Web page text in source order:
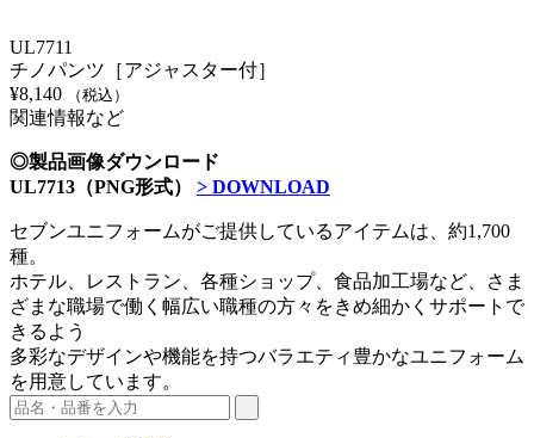
UL7711
チノパンツ［アジャスター付］
¥8,140 （税込）
関連情報など
◎製品画像ダウンロード
UL7713（PNG形式） > DOWNLOAD
セブンユニフォームがご提供しているアイテムは、約1,700
種。
ホテル、レストラン、各種ショップ、食品加工場など、さま
ざまな職場で働く幅広い職種の方々をきめ細かくサポートで
きるよう
多彩なデザインや機能を持つバラエティ豊かなユニフォーム
を用意しています。